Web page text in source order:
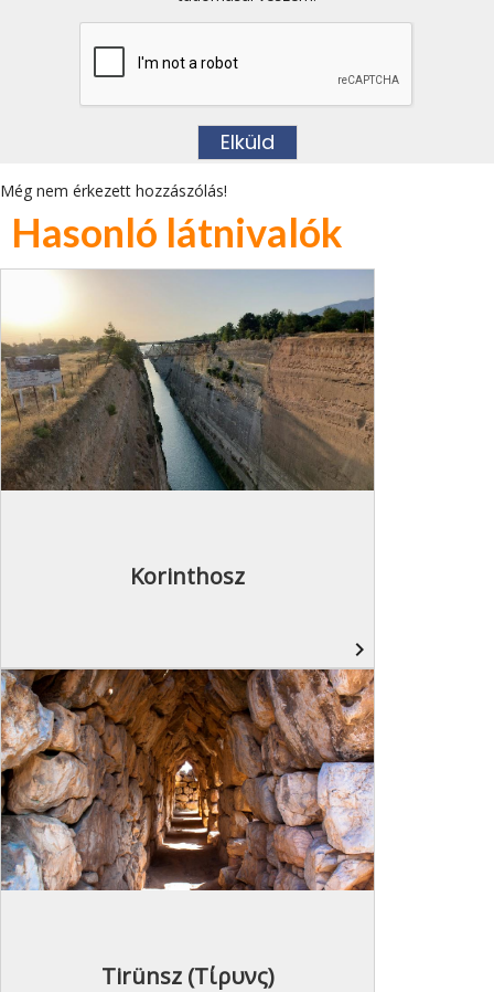
Még nem érkezett hozzászólás!
Hasonló látnivalók
Korinthosz
navigate_next
Tirünsz (Τίρυνς)